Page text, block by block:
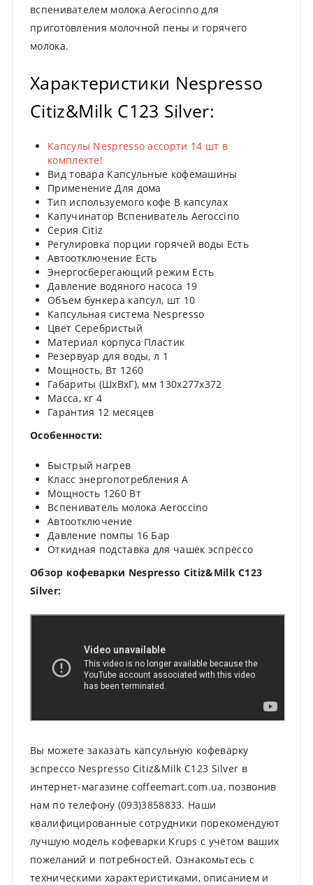
вспенивателем молока Aerocinno для
приготовления молочной пены и горячего
молока.
Характеристики Nespresso
Citiz&Milk C123 Silver:
Капсулы Nespresso ассорти 14 шт в
комплекте!
Вид товара Капсульные кофемашины
Применение Для дома
Тип используемого кофе В капсулах
Капучинатор Вспениватель Aeroccino
Серия Citiz
Регулировка порции горячей воды Есть
Автоотключение Есть
Энергосберегающий режим Есть
Давление водяного насоса 19
Объем бункера капсул, шт 10
Капсульная система Nespresso
Цвет Серебристый
Материал корпуса Пластик
Резервуар для воды, л 1
Мощность, Вт 1260
Габариты (ШхВхГ), мм 130х277х372
Масса, кг 4
Гарантия 12 месяцев
Особенности:
Быстрый нагрев
Класс энергопотребления А
Мощность 1260 Вт
Вспениватель молока Aeroccino
Автоотключение
Давление помпы 16 Бар
Откидная подставка для чашек эспрессо
Обзор кофеварки Nespresso Citiz&Milk C123
Silver:
Вы можете заказать капсульную кофеварку
эспрессо Nespresso Citiz&Milk C123 Silver в
интернет-магазине coffeemart.com.ua, позвонив
нам по телефону (093)3858833. Наши
квалифицированные сотрудники порекомендуют
лучшую модель кофеварки Krups с учётом ваших
пожеланий и потребностей. Ознакомьтесь с
техническими характеристиками, описанием и